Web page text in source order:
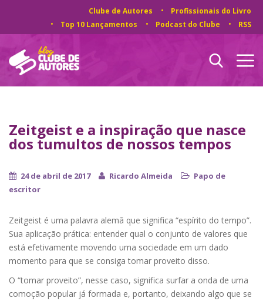
Clube de Autores
Profissionais do Livro
Top 10 Lançamentos
Podcast do Clube RSS
Zeitgeist e a inspiração que nasce
dos tumultos de nossos tempos
24 de abril de 2017 Ricardo Almeida
Papo de
escritor
Zeitgeist é uma palavra alemã que significa “espírito do tempo”.
Sua aplicação prática: entender qual o conjunto de valores que
está efetivamente movendo uma sociedade em um dado
momento para que se consiga tomar proveito disso.
O “tomar proveito”, nesse caso, significa surfar a onda de uma
comoção popular já formada e, portanto, deixando algo que se